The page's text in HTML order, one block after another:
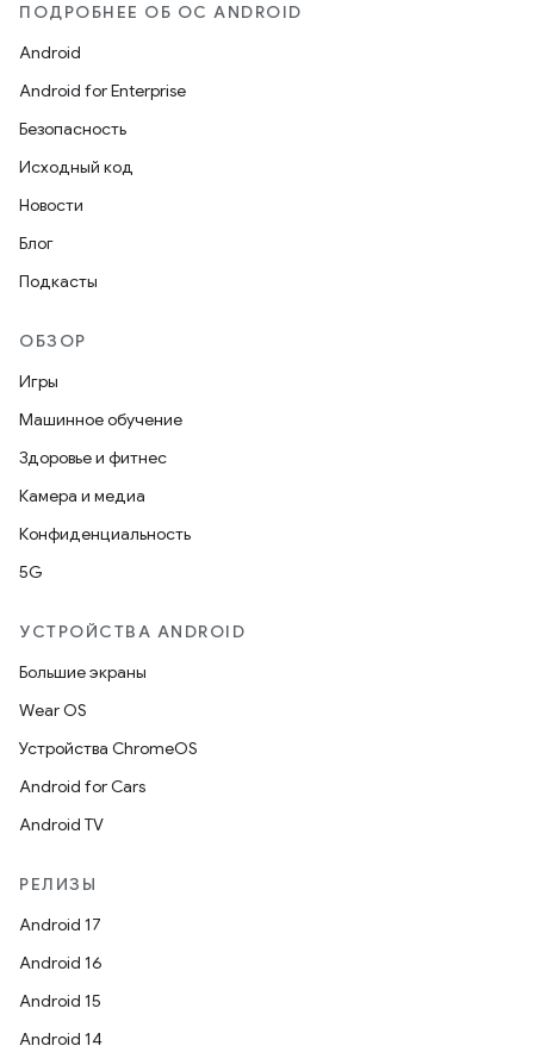
ПОДРОБНЕЕ ОБ ОС ANDROID
Android
Android for Enterprise
Безопасность
Исходный код
Новости
Блог
Подкасты
ОБЗОР
Игры
Машинное обучение
Здоровье и фитнес
Камера и медиа
Конфиденциальность
5G
УСТРОЙСТВА ANDROID
Большие экраны
Wear OS
Устройства ChromeOS
Android for Cars
Android TV
РЕЛИЗЫ
Android 17
Android 16
Android 15
Android 14